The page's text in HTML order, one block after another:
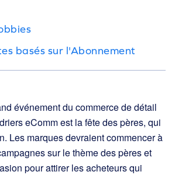
basés sur l'Abonnement
événement du commerce de détail
eComm est la fête des pères, qui
Les marques devraient commencer à
sur le thème des pères et
pour attirer les acheteurs qui